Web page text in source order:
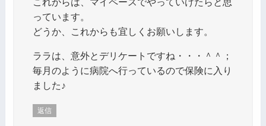
っています。
どうか、これからも宜しくお願いします。
ララは、意外とデリケートですね・・・＾＾；
毎月のように病院へ行っているので保険に入り
ました♪
返信